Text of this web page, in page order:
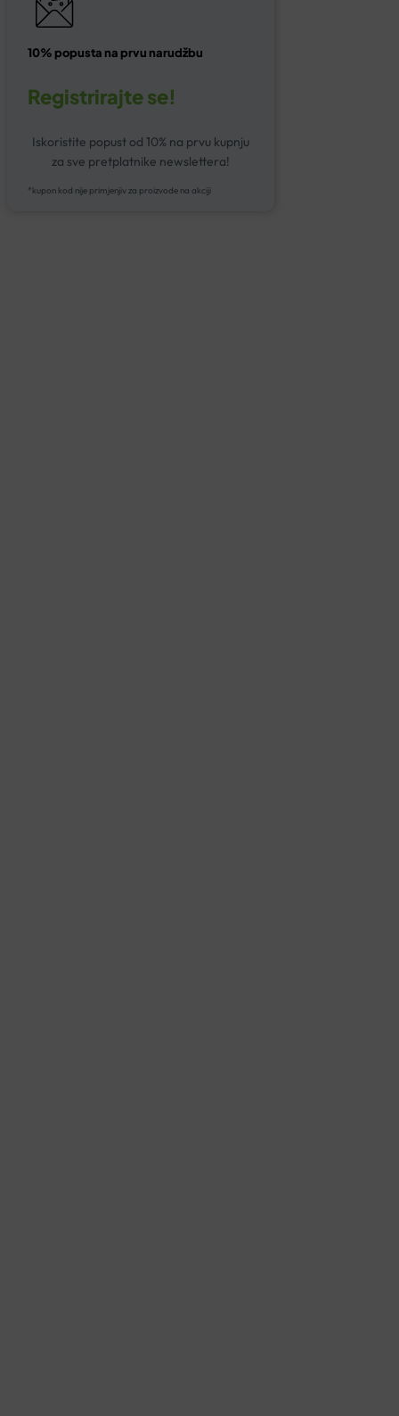
10% popusta na prvu narudžbu
Registrirajte se!
Iskoristite popust od 10% na prvu kupnju
za sve pretplatnike newslettera!
*kupon kod nije primjenjiv za proizvode na akciji